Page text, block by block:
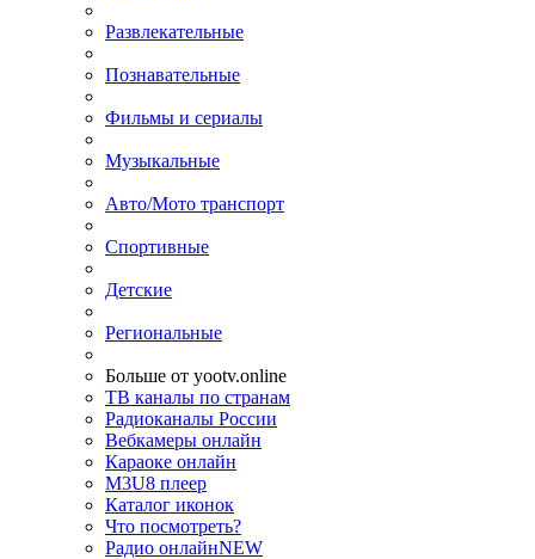
Развлекательные
Познавательные
Фильмы и сериалы
Музыкальные
Авто/Мото транспорт
Спортивные
Детские
Региональные
Больше от yootv.online
ТВ каналы по странам
Радиоканалы России
Вебкамеры онлайн
Караоке онлайн
M3U8 плеер
Каталог иконок
Что посмотреть?
Радио онлайнNEW